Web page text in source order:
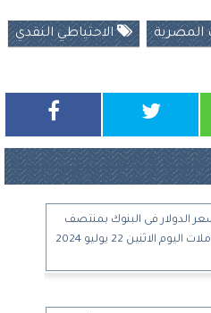
المصرية الاحتياطي النقدي
الدولار فى البنوك بمنتصف
اليوم الاثنين 22 يوليو 2024